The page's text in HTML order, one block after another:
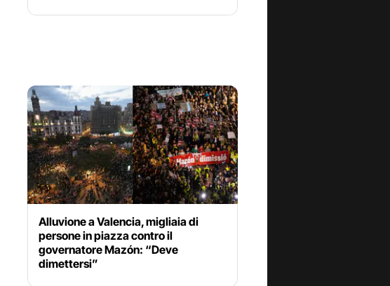
Alluvione a Valencia, migliaia di
persone in piazza contro il
governatore Mazón: “Deve
dimettersi”